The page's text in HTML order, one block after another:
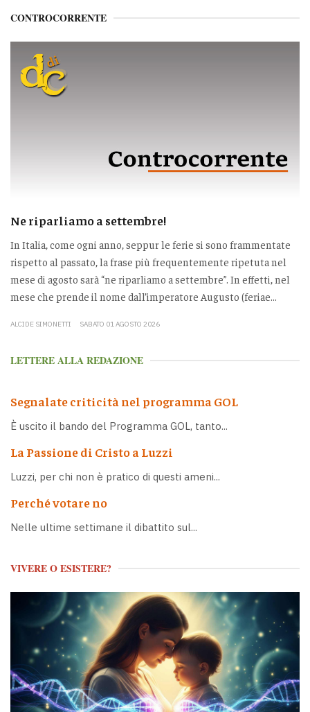
CONTROCORRENTE
Ne riparliamo a settembre!
In Italia, come ogni anno, seppur le ferie si sono frammentate
rispetto al passato, la frase più frequentemente ripetuta nel
mese di agosto sarà “ne riparliamo a settembre”. In effetti, nel
mese che prende il nome dall’imperatore Augusto (feriae...
ALCIDE SIMONETTI SABATO 01 AGOSTO 2026
LETTERE ALLA REDAZIONE
Segnalate criticità nel programma GOL
È uscito il bando del Programma GOL, tanto...
La Passione di Cristo a Luzzi
Luzzi, per chi non è pratico di questi ameni...
Perché votare no
Nelle ultime settimane il dibattito sul...
VIVERE O ESISTERE?